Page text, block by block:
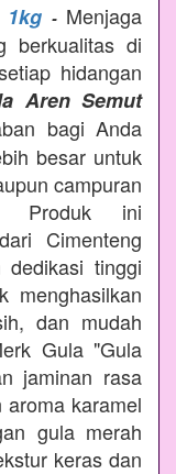
- Menjaga
berkualitas di
hidangan
Aren Semut
bagi Anda
besar untuk
campuran
Produk ini
Cimenteng
dedikasi tinggi
menghasilkan
dan mudah
Gula "Gula
jaminan rasa
karamel
gula merah
keras dan